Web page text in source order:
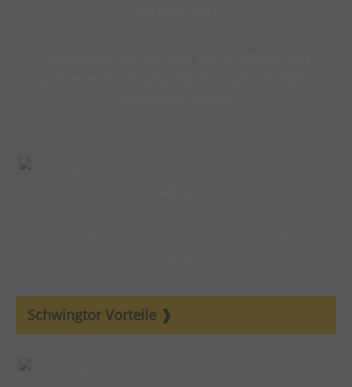
Schwingtor Vorteile